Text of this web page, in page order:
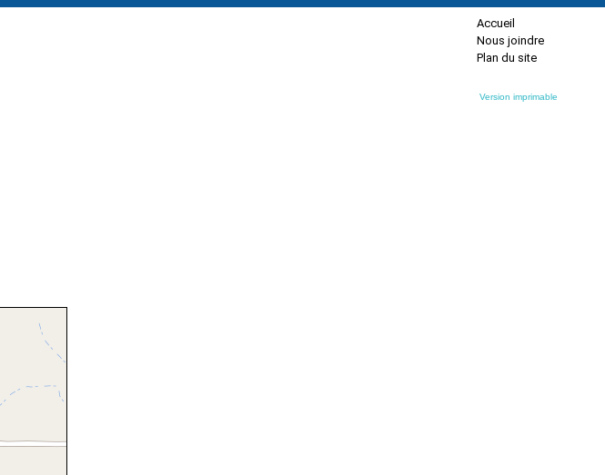
Accueil
Nous joindre
Plan du site
Version imprimable